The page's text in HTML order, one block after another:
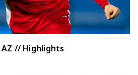
AZ // Highlights